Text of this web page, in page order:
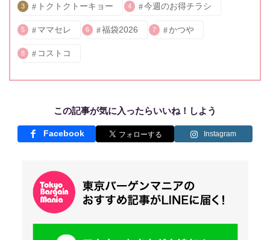
3 トクトクトーキョー 4 今週のお得チラシ
5 ママセレ 6 福袋2026 7 かつや
8 コストコ
この記事が気に入ったらいいね！しよう
Facebook Instagram